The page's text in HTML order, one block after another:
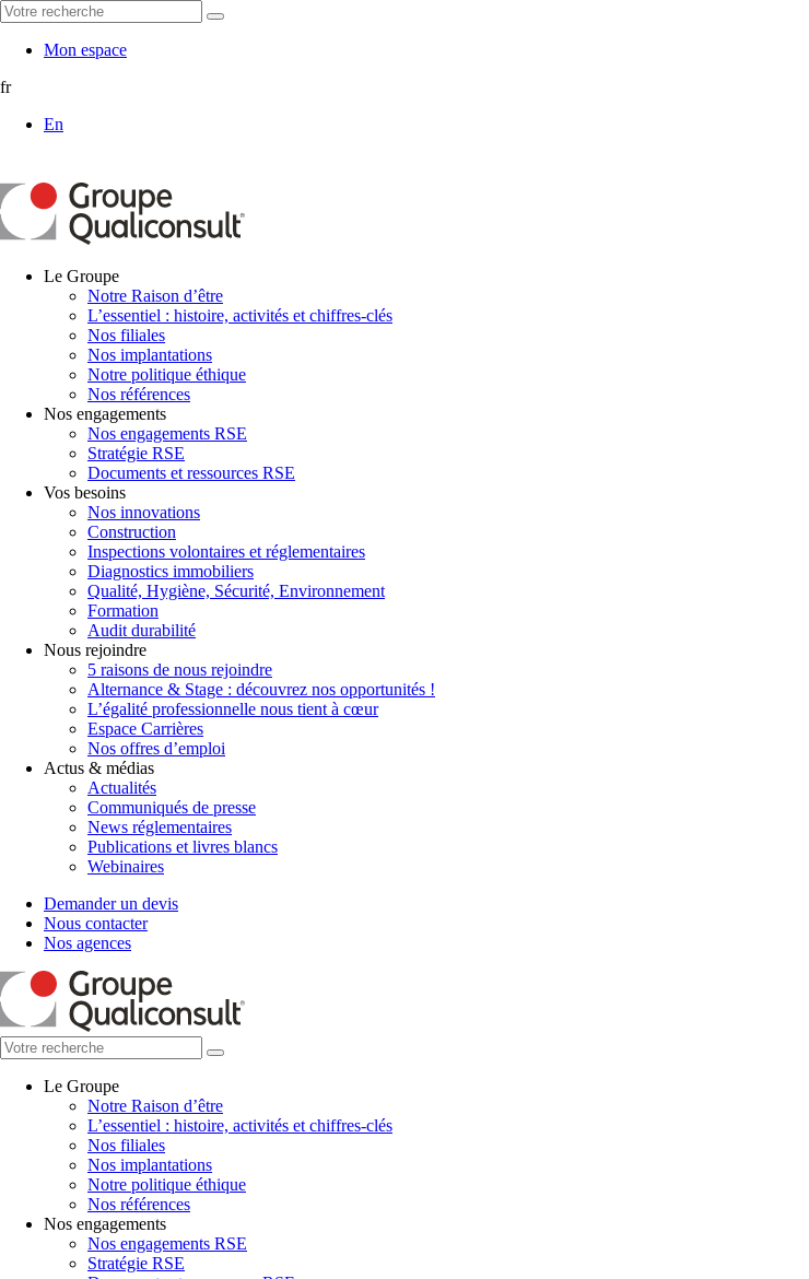
Mon espace
fr
En
Le Groupe
Notre Raison d’être
L’essentiel : histoire, activités et chiffres-clés
Nos filiales
Nos implantations
Notre politique éthique
Nos références
Nos engagements
Nos engagements RSE
Stratégie RSE
Documents et ressources RSE
Vos besoins
Nos innovations
Construction
Inspections volontaires et réglementaires
Diagnostics immobiliers
Qualité, Hygiène, Sécurité, Environnement
Formation
Audit durabilité
Nous rejoindre
5 raisons de nous rejoindre
Alternance & Stage : découvrez nos opportunités !
L’égalité professionnelle nous tient à cœur
Espace Carrières
Nos offres d’emploi
Actus & médias
Actualités
Communiqués de presse
News réglementaires
Publications et livres blancs
Webinaires
Demander un devis
Nous contacter
Nos agences
Le Groupe
Notre Raison d’être
L’essentiel : histoire, activités et chiffres-clés
Nos filiales
Nos implantations
Notre politique éthique
Nos références
Nos engagements
Nos engagements RSE
Stratégie RSE